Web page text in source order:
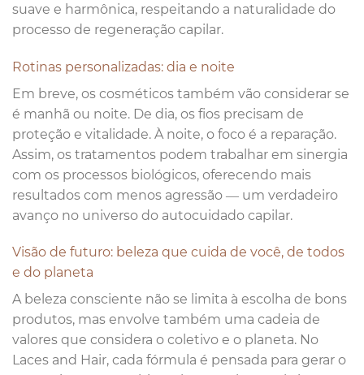
suave e harmônica, respeitando a naturalidade do
processo de regeneração capilar.
Rotinas personalizadas: dia e noite
Em breve, os cosméticos também vão considerar se
é manhã ou noite. De dia, os fios precisam de
proteção e vitalidade. À noite, o foco é a reparação.
Assim, os tratamentos podem trabalhar em sinergia
com os processos biológicos, oferecendo mais
resultados com menos agressão — um verdadeiro
avanço no universo do autocuidado capilar.
Visão de futuro: beleza que cuida de você, de todos
e do planeta
A beleza consciente não se limita à escolha de bons
produtos, mas envolve também uma cadeia de
valores que considera o coletivo e o planeta. No
Laces and Hair, cada fórmula é pensada para gerar o